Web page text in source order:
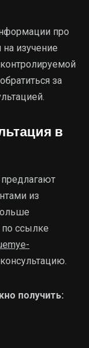
про
изучение
за
в
из
ссылке
получить: